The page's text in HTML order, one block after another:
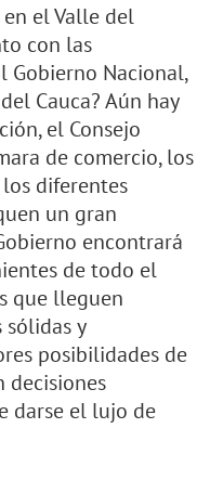
el Valle del
con las
Gobierno Nacional,
Cauca? Aún hay
el Consejo
de comercio, los
diferentes
un gran
encontrará
de todo el
que lleguen
sólidas y
posibilidades de
decisiones
darse el lujo de